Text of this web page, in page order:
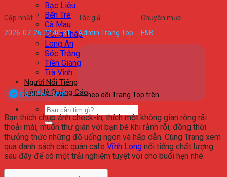
Bạc Liêu
Bến Tre
Cà Mau
Đồng Tháp
Long An
Sóc Trăng
Tiền Giang
Trà Vinh
Người Nổi Tiếng
Liên Hệ Quảng Cáo
Cập nhật
2026-07-26 22:40:31
Tác giả
Admin Trang Top
Chuyên mục
F&B
ĐÃ KIỂM DUYỆT Theo dõi Trang Top trên
Bạn thích chụp ảnh check-in, thích một không gian rộng rãi
thoải mái, muốn thư giãn với bạn bè khi rảnh rỗi, đồng thời
thưởng thức những đồ uống ngon và hấp dẫn. Cùng Trang xem
qua danh sách các quán cafe Vĩnh Long nổi tiếng chất lượng
sau đây để có một trải nghiệm tuyệt vời cho buổi hẹn nhé.